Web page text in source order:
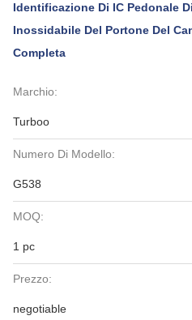
Identificazione Di IC Pedonale
Inossidabile Del Portone Del
Completa
Marchio:
Turboo
Numero Di Modello:
G538
MOQ:
1 pc
Prezzo:
negotiable